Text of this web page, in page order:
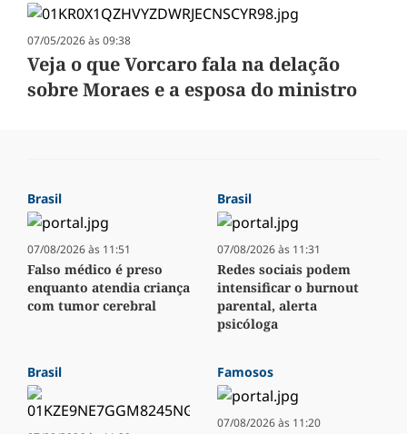
07/05/2026 às 09:38
Veja o que Vorcaro fala na delação
sobre Moraes e a esposa do ministro
Brasil
07/08/2026 às 11:51
Falso médico é preso
enquanto atendia criança
com tumor cerebral
Brasil
07/08/2026 às 11:31
Redes sociais podem
intensificar o burnout
parental, alerta
psicóloga
Brasil Famosos
07/08/2026 às 11:20